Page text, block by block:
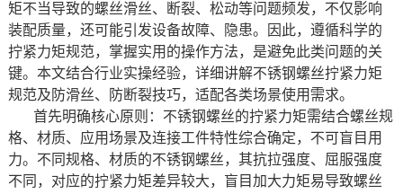
矩不当导致的螺丝滑丝、断裂、松动等问题频发，不仅影响
装配质量，还可能引发设备故障、隐患。因此，遵循科学的
拧紧力矩规范，掌握实用的操作方法，是避免此类问题的关
键。本文结合行业实操经验，详细讲解不锈钢螺丝拧紧力矩
规范及防滑丝、防断裂技巧，适配各类场景使用需求。
首先明确核心原则：不锈钢螺丝的拧紧力矩需结合螺丝规
格、材质、应用场景及连接工件特性综合确定，不可盲目用
力。不同规格、材质的不锈钢螺丝，其抗拉强度、屈服强度
不同，对应的拧紧力矩差异较大，盲目加大力矩易导致螺丝